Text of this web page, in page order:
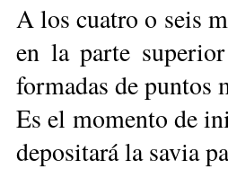
A los cuatro o seis
en la parte
formadas de puntos
Es el momento de
depositará la savia